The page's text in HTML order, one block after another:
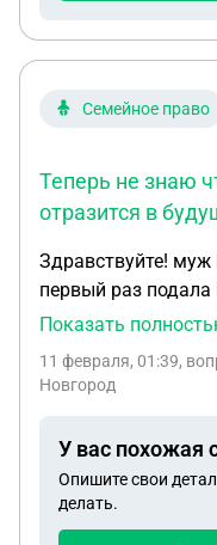
быть мои
Семейное право
Теперь не знаю
отразится в
Здравствуйте! муж
первый раз подала
справку о побоях,
участковый и
теперь не знаю
будущем?
Показать
11 февраля, 01:39,
Новгород
У вас похожая
Опишите свои
делать.